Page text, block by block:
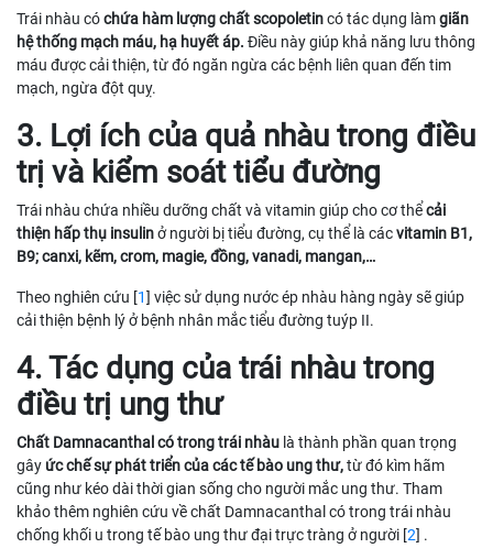
Trái nhàu cóchứa hàm lượng chất scopoletincó tác dụng làmgiãn
hệ thống mạch máu, hạ huyết áp. Điều này giúp khả năng lưu thông
máu được cải thiện, từ đó ngăn ngừa các bệnh liên quan đến tim
mạch, ngừa đột quỵ.
3. Lợi ích của quả nhàu trong điều
trị và kiểm soát tiểu đường
Trái nhàu chứa nhiều dưỡng chất và vitamin giúp cho cơ thểcải
thiện hấp thụ insulinở người bị tiểu đường, cụ thể là cácvitamin B1,
B9; canxi, kẽm, crom, magie, đồng, vanadi, mangan,…
Theo nghiên cứu [1] việc sử dụng nước ép nhàu hàng ngày sẽ giúp
cải thiện bệnh lý ở bệnh nhân mắc tiểu đường tuýp II.
4. Tác dụng của trái nhàu trong
điều trị ung thư
Chất Damnacanthal có trong trái nhàu là thành phần quan trọng
gây ức chế sự phát triển của các tế bào ung thư,từ đó kìm hãm
cũng như kéo dài thời gian sống cho người mắc ung thư. Tham
khảo thêm nghiên cứu về chất Damnacanthal có trong trái nhàu
chống khối u trong tế bào ung thư đại trực tràng ở người [2] .